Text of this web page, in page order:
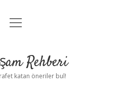
Anasayfa
Uyarı
menüyü
Rehberi
katan öneriler bul!